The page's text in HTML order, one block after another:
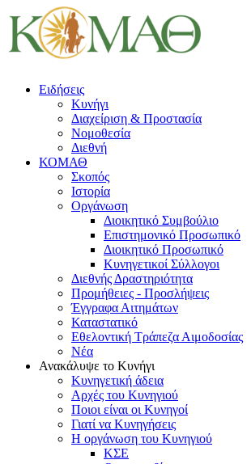
Ειδήσεις
Κυνήγι
Διαχείριση & Προστασία
Νομοθεσία
Διεθνή
ΚΟΜΑΘ
Σκοπός
Ιστορία
Οργάνωση
Διοικητικό Συμβούλιο
Επιστημονικό Προσωπικό
Διοικητικό Προσωπικό
Κυνηγετικοί Σύλλογοι
Διεθνής Δραστηριότητα
Προμήθειες - Προσλήψεις
Έγγραφα Αιτημάτων
Καταστατικό
Εθελοντική Τράπεζα Αιμοδοσίας
Νέα
Ανακάλυψε το Κυνήγι
Κυνηγετική άδεια
Αρχές του Κυνηγιού
Ποιοι είναι οι Κυνηγοί
Γιατί να Κυνηγήσεις
Η οργάνωση του Κυνηγιού
ΚΣΕ